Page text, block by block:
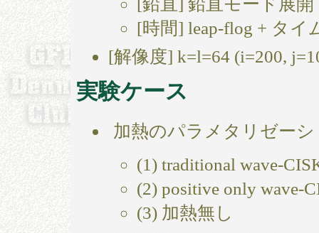
[時間] leap-flog + タイ
[解像度] k=l=64 (i=200,
実験ケース
加熱のパラメタリゼー
(1) traditional wave-
(2) positive only wave-
(3) 加熱無し